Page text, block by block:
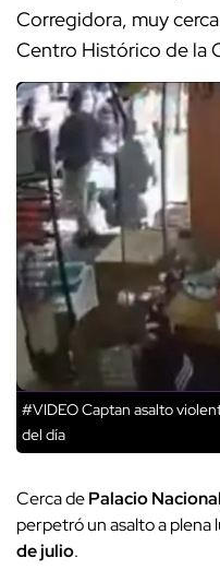
Corregidora, muy
Centro Histórico de la
#VIDEO Captan asalto
del día
Cerca dePalacio Nacional
perpetró un asalto a plena
de julio.